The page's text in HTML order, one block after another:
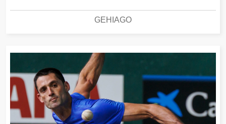
GEHIAGO